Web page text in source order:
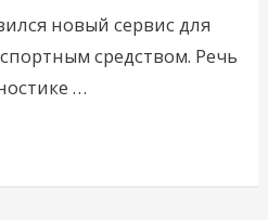
новый сервис для
средством. Речь
…